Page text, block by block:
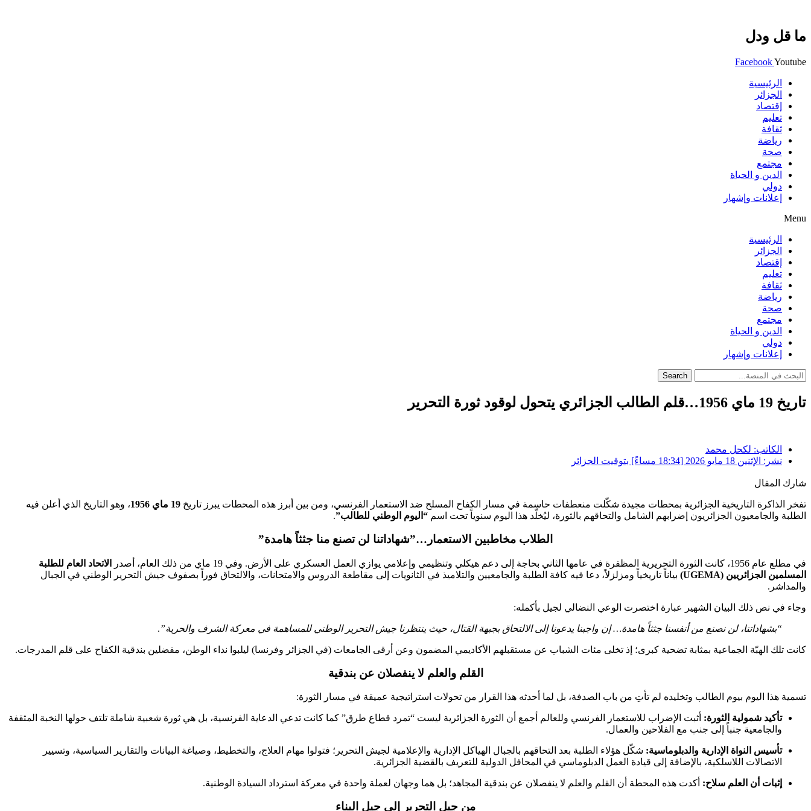
ما قل ودل
FacebookYoutube
الرئيسية
الجزائر
إقتصاد
تعليم
ثقافة
رياضة
صحة
مجتمع
الدين و الحياة
دولي
إعلانات وإشهار
Menu
الرئيسية
الجزائر
إقتصاد
تعليم
ثقافة
رياضة
صحة
مجتمع
الدين و الحياة
دولي
إعلانات وإشهار
Search
تاريخ 19 ماي 1956…قلم الطالب الجزائري يتحول لوقود ثورة التحرير
الكاتب: لكحل محمد
نشر: الإثنين 18 مايو 2026 [18:34 مساءً] بتوقيت الجزائر
شارك المقال
تفخر الذاكرة التاريخية الجزائرية بمحطات مجيدة شكّلت منعطفات حاسمة في مسار الكفاح المسلح ضد الاستعمار الفرنسي، ومن بين أبرز هذه المحطات يبرز تاريخ 19 ماي 1956
، وهو التاريخ الذي أعلن فيه
الطلبة والجامعيون الجزائريون إضرابهم الشامل والتحاقهم بالثورة، ليُخلّد هذا اليوم سنوياً تحت اسم “اليوم الوطني للطالب”.
الطلاب مخاطبين الاستعمار…”شهاداتنا لن تصنع منا جثثاً هامدة”
في مطلع عام 1956، كانت الثورة التحريرية المظفرة في عامها الثاني بحاجة إلى دعم هيكلي وتنظيمي وإعلامي يوازي العمل العسكري على الأرض. وفي 19 ماي من ذلك العام، أصدر
الاتحاد العام للطلبة
المسلمين الجزائريين (UGEMA)
بياناً تاريخياً ومزلزلاً، دعا فيه كافة الطلبة والجامعيين والتلاميذ في الثانويات إلى مقاطعة الدروس والامتحانات، والالتحاق فوراً بصفوف جيش التحرير الوطني في الجبال
والمداشر.
وجاء في نص ذلك البيان الشهير عبارة اختصرت الوعي النضالي لجيل بأكمله:
“بشهاداتنا، لن نصنع من أنفسنا جثثاً هامدة… إن واجبنا يدعونا إلى الالتحاق بجبهة القتال، حيث ينتظرنا جيش التحرير الوطني للمساهمة في معركة الشرف والحرية”.
كانت تلك الهبّة الجماعية بمثابة تضحية كبرى؛ إذ تخلى مئات الشباب عن مستقبلهم الأكاديمي المضمون وعن أرقى الجامعات (في الجزائر وفرنسا) ليلبوا نداء الوطن، مفضلين بندقية الكفاح على قلم المدرجات.
القلم والعلم لا ينفصلان عن بندقية
تسمية هذا اليوم بيوم الطالب وتخليده لم تأتِ من باب الصدفة، بل لما أحدثه هذا القرار من تحولات استراتيجية عميقة في مسار الثورة:
تأكيد شمولية الثورة: أثبت الإضراب للاستعمار الفرنسي وللعالم أجمع أن الثورة الجزائرية ليست “تمرد قطاع طرق” كما كانت تدعي الدعاية الفرنسية، بل هي ثورة شعبية شاملة تلتف حولها النخبة المثقفة
والجامعية جنباً إلى جنب مع الفلاحين والعمال.
تأسيس النواة الإدارية والدبلوماسية: شكّل هؤلاء الطلبة بعد التحاقهم بالجبال الهياكل الإدارية والإعلامية لجيش التحرير؛ فتولوا مهام العلاج، والتخطيط، وصياغة البيانات والتقارير السياسية، وتسيير
الاتصالات اللاسلكية، بالإضافة إلى قيادة العمل الدبلوماسي في المحافل الدولية للتعريف بالقضية الجزائرية.
إثبات أن العلم سلاح: أكدت هذه المحطة أن القلم والعلم لا ينفصلان عن بندقية المجاهد؛ بل هما وجهان لعملة واحدة في معركة استرداد السيادة الوطنية.
من جيل التحرير إلى جيل البناء